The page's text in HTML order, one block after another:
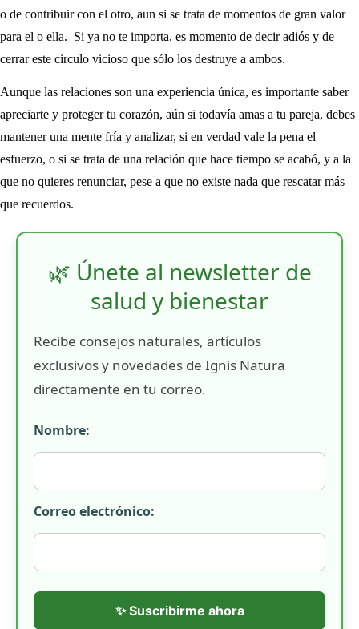
o de contribuir con el otro, aun si se trata de momentos de gran valor
para el o ella. Si ya no te importa, es momento de decir adiós y de
cerrar este circulo vicioso que sólo los destruye a ambos.
Aunque las relaciones son una experiencia única, es importante saber
apreciarte y proteger tu corazón, aún si todavía amas a tu pareja, debes
mantener una mente fría y analizar, si en verdad vale la pena el
esfuerzo, o si se trata de una relación que hace tiempo se acabó, y a la
que no quieres renunciar, pese a que no existe nada que rescatar más
que recuerdos.
🌿 Únete al newsletter de
salud y bienestar
Recibe consejos naturales, artículos
exclusivos y novedades de Ignis Natura
directamente en tu correo.
Nombre:
Correo electrónico:
✨ Suscribirme ahora